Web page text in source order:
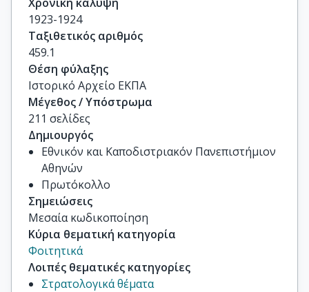
1923-1924
Ταξιθετικός αριθμός
459.1
Θέση φύλαξης
Ιστορικό Αρχείο ΕΚΠΑ
Μέγεθος / Υπόστρωμα
211 σελίδες
Δημιουργός
Εθνικόν και Καποδιστριακόν Πανεπιστήμιον
Αθηνών
Πρωτόκολλο
Σημειώσεις
Μεσαία κωδικοποίηση
Κύρια θεματική κατηγορία
Φοιτητικά
Λοιπές θεματικές κατηγορίες
Στρατολογικά θέματα